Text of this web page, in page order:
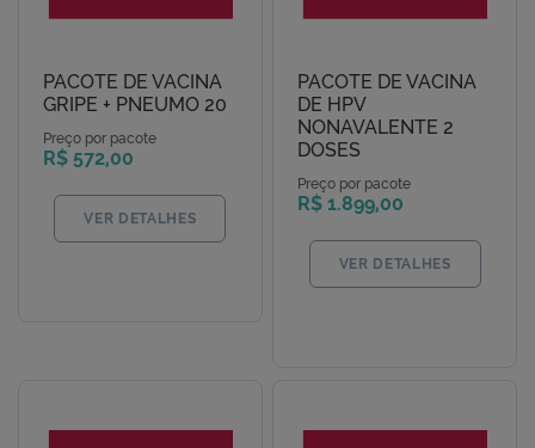
PACOTE DE VACINA
GRIPE + PNEUMO 20
Preço por pacote
R$ 572,00
VER DETALHES
PACOTE DE VACINA
DE HPV
NONAVALENTE 2
DOSES
Preço por pacote
R$ 1.899,00
VER DETALHES